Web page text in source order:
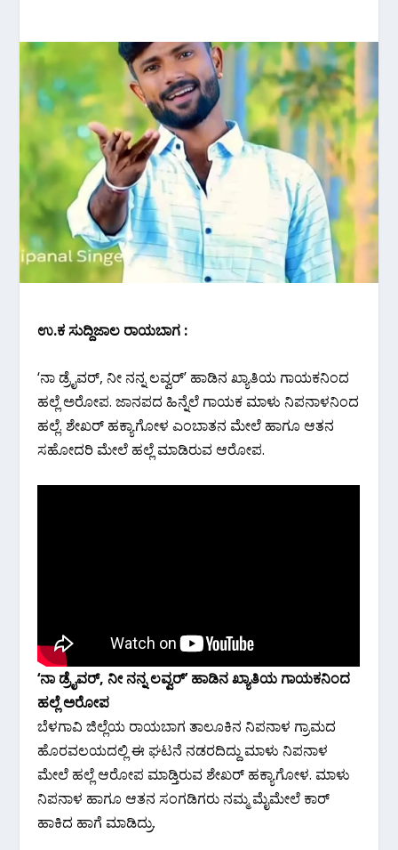
ಉ.ಕ ಸುದ್ದಿಜಾಲ‌ ರಾಯಬಾಗ :
‘ನಾ ಡ್ರೈವರ್, ನೀ ನನ್ನ ಲವ್ವರ್’ ಹಾಡಿನ ಖ್ಯಾತಿಯ ಗಾಯಕನಿಂದ
ಹಲ್ಲೆ ಅರೋಪ. ಜಾನಪದ ಹಿನ್ನೆಲೆ‌ ಗಾಯಕ ಮಾಳು ನಿಪನಾಳನಿಂದ
ಹಲ್ಲೆ. ಶೇಖರ್ ಹಕ್ಯಾಗೋಳ ಎಂಬಾತನ ಮೇಲೆ ಹಾಗೂ ಆತನ
ಸಹೋದರಿ ಮೇಲೆ ಹಲ್ಲೆ ಮಾಡಿರುವ ಆರೋಪ.
‘ನಾ ಡ್ರೈವರ್, ನೀ ನನ್ನ ಲವ್ವರ್’ ಹಾಡಿನ ಖ್ಯಾತಿಯ ಗಾಯಕನಿಂದ
ಹಲ್ಲೆ ಅರೋಪ
ಬೆಳಗಾವಿ ಜಿಲ್ಲೆಯ ರಾಯಬಾಗ ತಾಲೂಕಿನ ನಿಪನಾಳ ಗ್ರಾಮದ
ಹೊರವಲಯದಲ್ಲಿ ಈ ಘಟನೆ ನಡರದಿದ್ದು ಮಾಳು ನಿಪನಾಳ
ಮೇಲೆ ಹಲ್ಲೆ ಆರೋಪ ಮಾಡ್ತಿರುವ ಶೇಖರ್ ಹಕ್ಯಾಗೋಳ. ಮಾಳು
ನಿಪನಾಳ ಹಾಗೂ ಆತನ ಸಂಗಡಿಗರು ನಮ್ಮ‌ ಮೈಮೇಲೆ ಕಾರ್
ಹಾಕಿದ ಹಾಗೆ ಮಾಡಿದ್ರು.